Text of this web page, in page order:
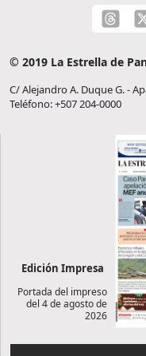
© 2019 La Estrella de
C/ Alejandro A. Duque G. -
Teléfono: +507 204-0000
Edición Impresa
Portada del impreso
del 4 de agosto de
2026